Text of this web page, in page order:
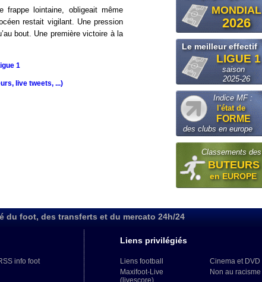
frappe lointaine, obligeait même
restait vigilant. Une pression
bout. Une première victoire à la
1
live tweets, ...)
MONDIAL
2026
Le meilleur effectif
LIGUE 1
saison
2025-26
Indice MF :
l'état de
FORME
des clubs en europe
Classements des
BUTEURS
en EUROPE
du foot, des transferts et du mercato 24h/24
info foot
Liens privilégiés
Liens football
Maxifoot-Live
(livescore)
Cinema et DVD
Non au racisme